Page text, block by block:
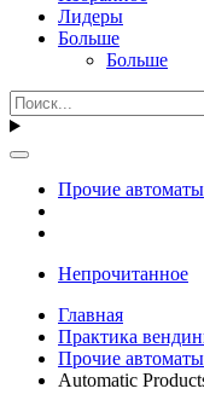
Лидеры
Больше
Больше
Прочие автоматы
Непрочитанное
Главная
Практика
Прочие автоматы
Automatic